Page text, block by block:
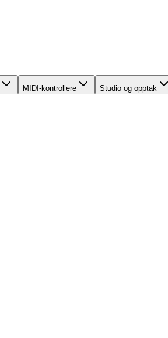
MIDI-kontrollere Studio og opptak